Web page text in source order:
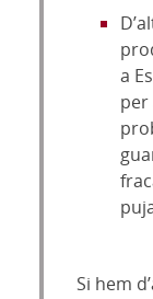
a
per
Si hem